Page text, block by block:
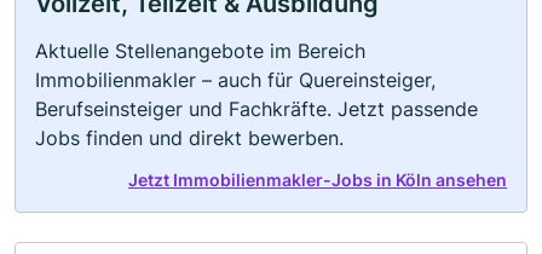
Aktuelle Stellenangebote im Bereich
Immobilienmakler – auch für Quereinsteiger,
Berufseinsteiger und Fachkräfte. Jetzt passende
Jobs finden und direkt bewerben.
Jetzt Immobilienmakler-Jobs in Köln ansehen